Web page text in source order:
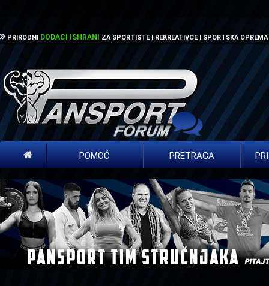
PRIRODNI DODACI ISHRANI ZA SPORTISTE I REKREATIVCE I SPORTSKA OPREMA
POMOĆ PRETRAGA